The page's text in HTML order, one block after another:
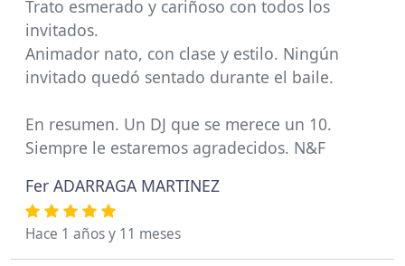
Trato esmerado y cariñoso con todos los
invitados.
Animador nato, con clase y estilo. Ningún
invitado quedó sentado durante el baile.
En resumen. Un DJ que se merece un 10.
Siempre le estaremos agradecidos. N&F
Fer ADARRAGA MARTINEZ
Hace 1 años y 11 meses